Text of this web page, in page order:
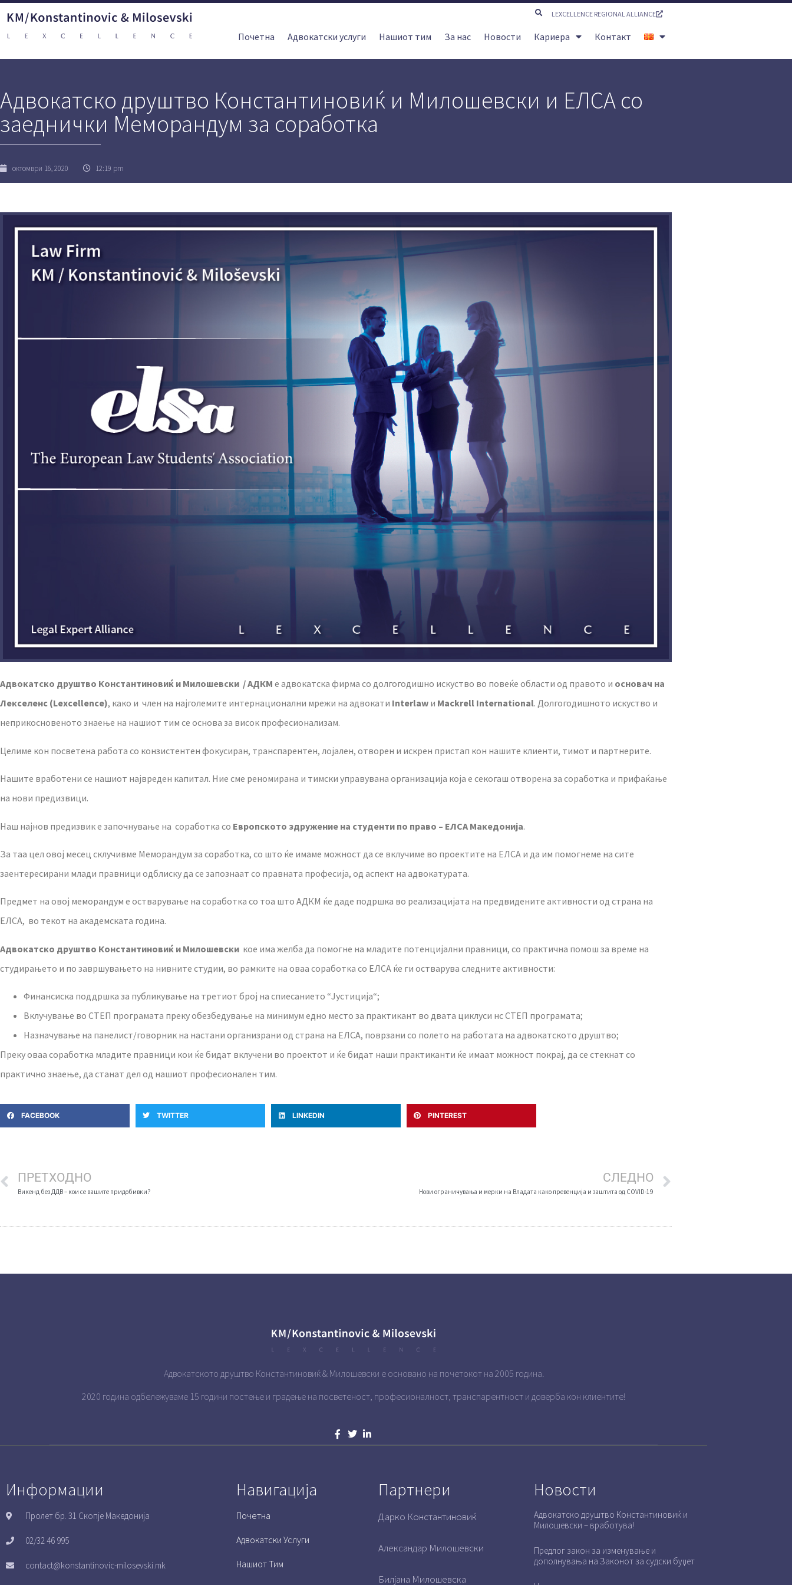
LEXCELLENCE REGIONAL ALLIANCE
Почетна Адвокатски услуги Нашиот тим За нас Новости Кариера Контакт
Адвокатско друштво Константиновиќ и Милошевски и ЕЛСА со
заеднички Меморандум за соработка
октомври 16, 2020 12:19 pm
Адвокатско друштво Константиновиќ и Милошевски /АДКМ е адвокатска фирма со долгогодишно искуство во повеќе области од правото и основач на
Лекселенс (Lexcellence), како и член на најголемите интернационални мрежи на адвокати Interlaw и Mackrell International. Долгогодишното искуство и
неприкосновеното знаење на нашиот тим се основа за висок професионализам.
Целиме кон посветена работа со конзистентен фокусиран, транспарентен, лојален, отворен и искрен пристап кон нашите клиенти, тимот и партнерите.
Нашите вработени се нашиот највреден капитал. Ние сме реномирана и тимски управувана организација која е секогаш отворена за соработка и прифаќање
на нови предизвици.
Наш најнов предизвик е започнување на соработка со Европското здружение на студенти по право – ЕЛСА Македонија.
За таа цел овој месец склучивме Меморандум за соработка, со што ќе имаме можност да се вклучиме во проектите на ЕЛСА и да им помогнеме на сите
заентересирани млади правници одблиску да се запознаат со правната професија, од аспект на адвокатурата.
Предмет на овој меморандум е остварување на соработка со тоа што АДКМ ќе даде подршка во реализацијата на предвидените активности од страна на
ЕЛСА, во текот на академската година.
Адвокатско друштво Константиновиќ и Милошевски кое има желба да помогне на младите потенцијални правници, со практична помош за време на
студирањето и по завршувањето на нивните студии, во рамките на оваа соработка со ЕЛСА ќе ги остварува следните активности:
Финансиска поддршка за публикување на третиот број на спиесанието “Јустиција“;
Вклучување во СТЕП програмата преку обезбедување на минимум едно место за практикант во двата циклуси нс СТЕП програмата;
Назначување на панелист/говорник на настани организрани од страна на ЕЛСА, поврзани со полето на работата на адвокатското друштво;
Преку оваа соработка младите правници кои ќе бидат вклучени во проектот и ќе бидат наши практиканти ќе имаат можност покрај, да се стекнат со
практично знаење, да станат дел од нашиот професионален тим.
FACEBOOK TWITTER LINKEDIN PINTEREST
ПРЕТХОДНО
Викенд без ДДВ – кои се вашите придобивки?
СЛЕДНО
Нови ограничувања и мерки на Владата како превенција и заштита од COVID-19
Адвокатското друштво Константиновиќ & Милошевски е основано на почетокот на 2005 година.
2020 година одбележуваме 15 години постење и градење на посветеност, професионалност, транспарентност и доверба кон клиентите!
Информации
Пролет бр. 31 Скопје Македонија
02/32 46 995
contact@konstantinovic-milosevski.mk
Навигација
Почетна
Адвокатски Услуги
Нашиот Тим
Партнери
Дарко Константиновиќ
Александар Милошевски
Билјана Милошевска
Новости
Адвокатско друштво Константиновиќ и
Милошевски – вработува!
Предлог закон за изменување и
дополнувања на Законот за судски буџет